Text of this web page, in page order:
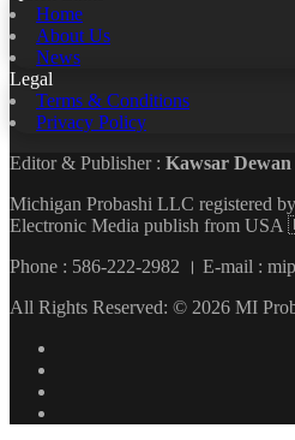
Home
About Us
News
Legal
Terms & Conditions
Privacy Policy
Editor & Publisher : Kawsar Dewan
Michigan Probashi LLC registered
Electronic Media publish from
Phone : 586-222-2982 । E-mail :
All Rights Reserved: © 2026 MI